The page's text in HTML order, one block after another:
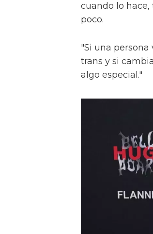
cuando lo
poco.
"Si una
trans y si
algo especial."